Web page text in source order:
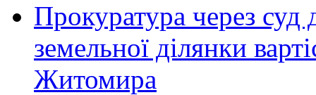
Прокуратура через суд
земельної ділянки
Житомира